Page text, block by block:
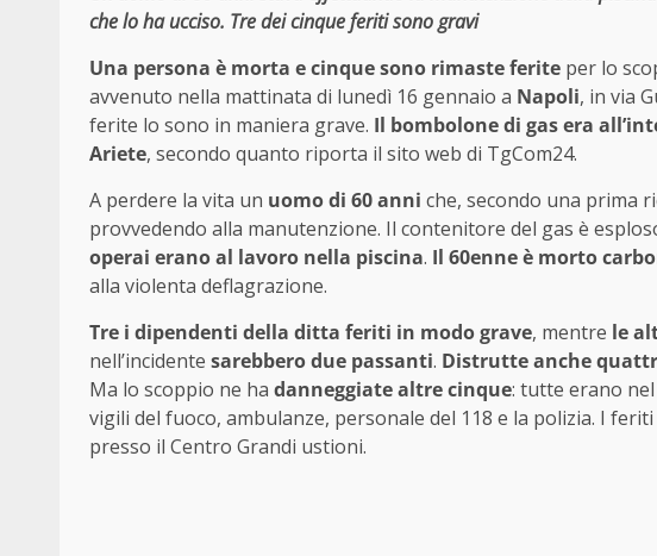
che lo ha ucciso. Tre dei cinque feriti sono gravi
Una persona è morta e cinque sono rimaste ferite per lo
avvenuto nella mattinata di lunedì 16 gennaio a Napoli, in via
ferite lo sono in maniera grave. Il bombolone di gas era
Ariete, secondo quanto riporta il sito web di TgCom24.
A perdere la vita un uomo di 60 anni che, secondo una prima
provvedendo alla manutenzione. Il contenitore del gas è
operai erano al lavoro nella piscina. Il 60enne è morto
alla violenta deflagrazione.
Tre i dipendenti della ditta feriti in modo grave, mentre le
nell’incidente sarebbero due passanti. Distrutte anche
Ma lo scoppio ne ha danneggiate altre cinque: tutte erano
vigili del fuoco, ambulanze, personale del 118 e la polizia. I
presso il Centro Grandi ustioni.